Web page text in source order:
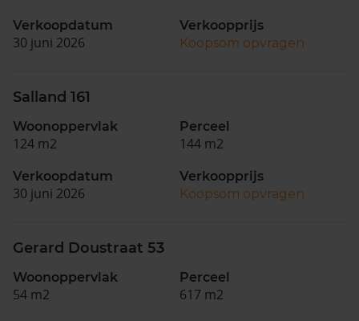
Verkoopdatum
30 juni 2026
Verkoopprijs
Koopsom opvragen
Salland 161
Woonoppervlak
124 m2
Perceel
144 m2
Verkoopdatum
30 juni 2026
Verkoopprijs
Koopsom opvragen
Gerard Doustraat 53
Woonoppervlak
54 m2
Perceel
617 m2